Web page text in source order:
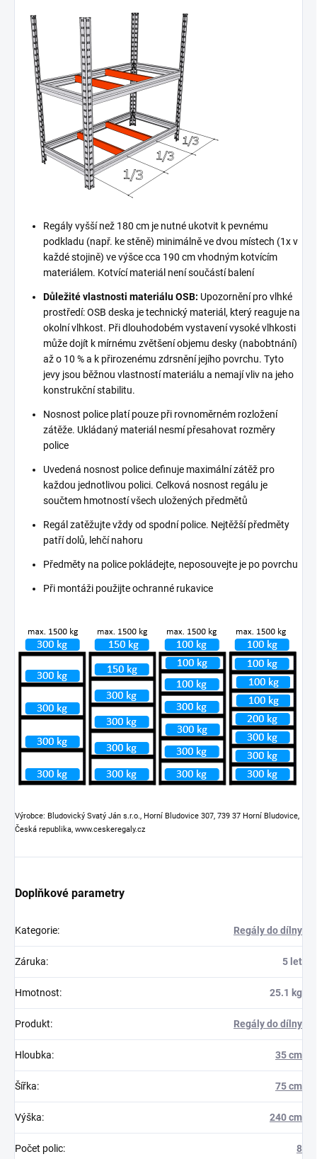
Regály vyšší než 180 cm je nutné ukotvit k pevnému
podkladu (např. ke stěně) minimálně ve dvou místech (1x v
každé stojině) ve výšce cca 190 cm vhodným kotvícím
materiálem. Kotvící materiál není součástí balení
Důležité vlastnosti materiálu OSB: Upozornění pro vlhké
prostředí: OSB deska je technický materiál, který reaguje na
okolní vlhkost. Při dlouhodobém vystavení vysoké vlhkosti
může dojít k mírnému zvětšení objemu desky (nabobtnání)
až o 10 % a k přirozenému zdrsnění jejího povrchu. Tyto
jevy jsou běžnou vlastností materiálu a nemají vliv na jeho
konstrukční stabilitu.
Nosnost police platí pouze při rovnoměrném rozložení
zátěže. Ukládaný materiál nesmí přesahovat rozměry
police
Uvedená nosnost police definuje maximální zátěž pro
každou jednotlivou polici. Celková nosnost regálu je
součtem hmotností všech uložených předmětů
Regál zatěžujte vždy od spodní police. Nejtěžší předměty
patří dolů, lehčí nahoru
Předměty na police pokládejte, neposouvejte je po povrchu
Při montáži použijte ochranné rukavice
Výrobce: Bludovický Svatý Ján s.r.o., Horní Bludovice 307, 739 37 Horní Bludovice,
Česká republika, www.ceskeregaly.cz
Doplňkové parametry
Kategorie: Regály do dílny
Záruka: 5 let
Hmotnost: 25.1 kg
Produkt: Regály do dílny
Hloubka: 35 cm
Šířka: 75 cm
Výška: 240 cm
Počet polic: 8